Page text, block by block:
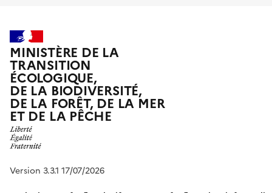
MINISTÈRE DE LA
TRANSITION
ÉCOLOGIQUE,
DE LA BIODIVERSITÉ,
DE LA FORÊT, DE LA MER
ET DE LA PÊCHE
Version 3.3.1 17/07/2026